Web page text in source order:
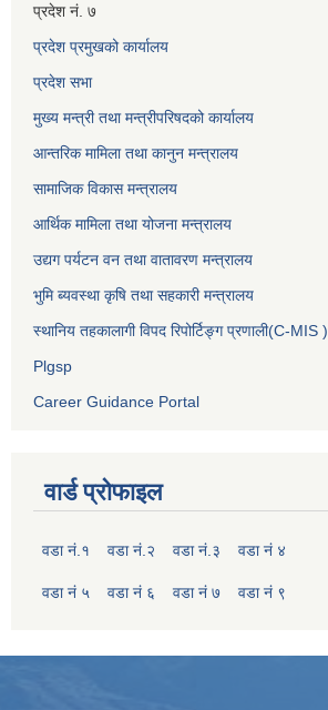
प्रदेश नं. ७
प्रदेश प्रमुखको कार्यालय
प्रदेश सभा
मुख्य मन्त्री तथा मन्त्रीपरिषदको कार्यालय
आन्तरिक मामिला तथा कानुन मन्त्रालय
सामाजिक विकास मन्त्रालय
आर्थिक मामिला तथा योजना मन्त्रालय
उद्यग पर्यटन वन तथा वातावरण मन्त्रालय
भुमि ब्यवस्था कृषि तथा सहकारी मन्त्रालय
स्थानिय तहकालागी विपद रिपोर्टिङ्ग प्रणाली(C-MIS )
Plgsp
Career Guidance Portal
वार्ड प्रोफाइल
वडा नं.१ वडा नं.२ वडा नं.३ वडा नं ४
वडा नं ५ वडा नं ६ वडा नं ७ वडा नं ९